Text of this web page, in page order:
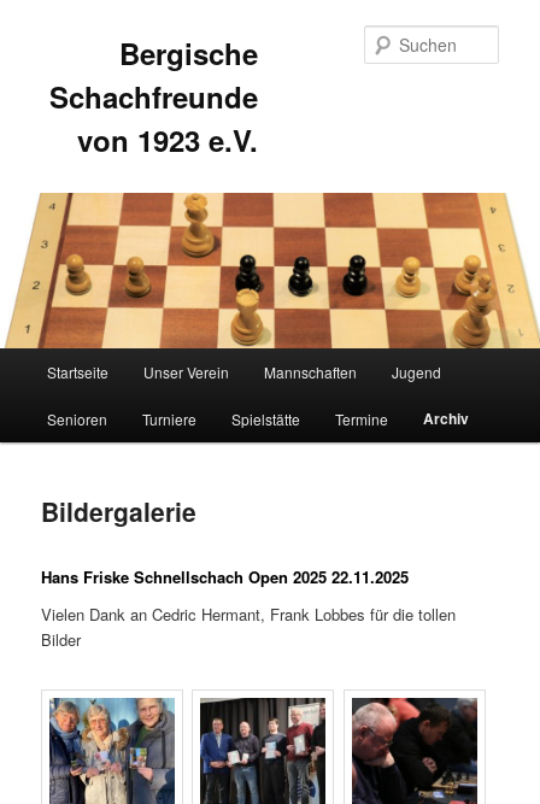
Bergische
Schachfreunde
von 1923 e.V.
Zum
primären
springen
Zum
sekundären
springen
Startseite Unser Verein Mannschaften Jugend
Senioren Turniere Spielstätte Termine Archiv
Bildergalerie
Hans Friske Schnellschach Open 2025 22.11.2025
Vielen Dank an Cedric Hermant, Frank Lobbes für die tollen
Bilder